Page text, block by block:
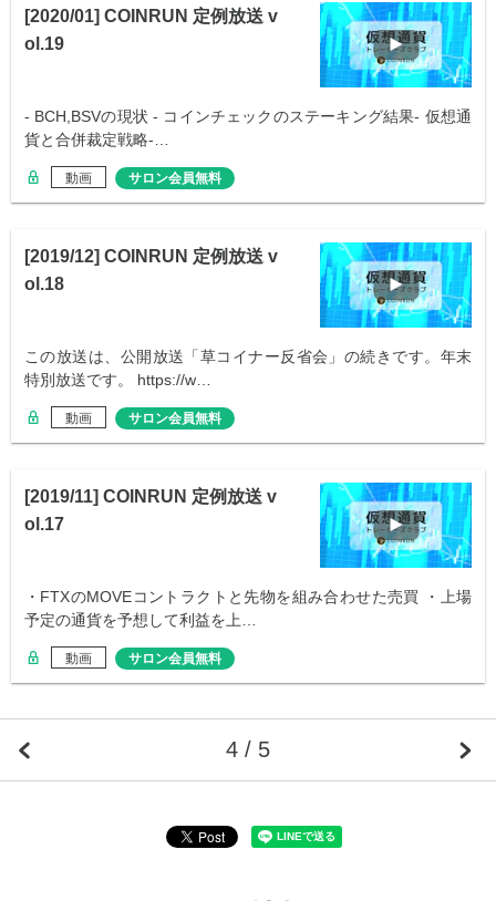
[2020/01] COINRUN 定例放送 v
ol.19
- BCH,BSVの現状 - コインチェックのステーキング結果- 仮想通
貨と合併裁定戦略-…
動画 サロン会員無料
[2019/12] COINRUN 定例放送 v
ol.18
この放送は、公開放送「草コイナー反省会」の続きです。年末
特別放送です。 https://w…
動画 サロン会員無料
[2019/11] COINRUN 定例放送 v
ol.17
・FTXのMOVEコントラクトと先物を組み合わせた売買 ・上場
予定の通貨を予想して利益を上…
動画 サロン会員無料
4 / 5